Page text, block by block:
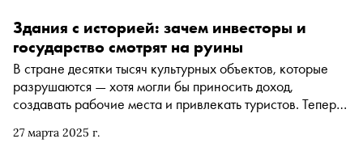
27 марта 2025 г.
Здания с историей: зачем инвесторы и
государство смотрят на руины
В стране десятки тысяч культурных объектов, которые
разрушаются — хотя могли бы приносить доход,
создавать рабочие места и привлекать туристов. Теперь
тысячу зданий. Получится ли заинтересовать этими